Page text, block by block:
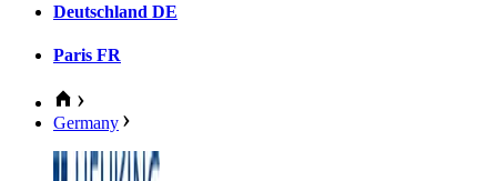
Deutschland DE
Paris FR
Germany